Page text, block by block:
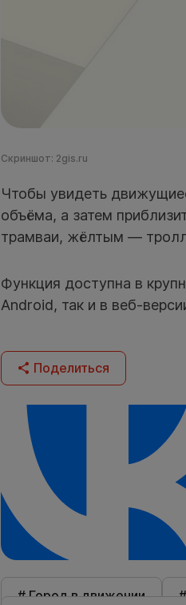
Скриншот: 2gis.ru
Чтобы увидеть
объёма, а затем
трамваи, жёлтым —
Функция доступна в
Android, так и в веб-
Поделиться
# Город в движении